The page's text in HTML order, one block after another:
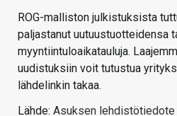
ROG-malliston julkistuksista
paljastanut uutuustuotteidensa
myyntiintuloaikatauluja.
uudistuksiin voit tutustua
lähdelinkin takaa.
Lähde: Asuksen lehdistötiedote